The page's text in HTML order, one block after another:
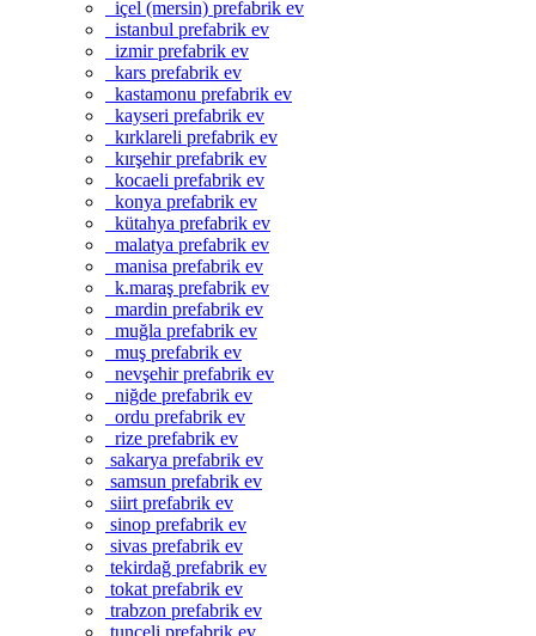
içel (mersin) prefabrik ev
istanbul prefabrik ev
izmir prefabrik ev
kars prefabrik ev
kastamonu prefabrik ev
kayseri prefabrik ev
kırklareli prefabrik ev
kırşehir prefabrik ev
kocaeli prefabrik ev
konya prefabrik ev
kütahya prefabrik ev
malatya prefabrik ev
manisa prefabrik ev
k.maraş prefabrik ev
mardin prefabrik ev
muğla prefabrik ev
muş prefabrik ev
nevşehir prefabrik ev
niğde prefabrik ev
ordu prefabrik ev
rize prefabrik ev
sakarya prefabrik ev
samsun prefabrik ev
siirt prefabrik ev
sinop prefabrik ev
sivas prefabrik ev
tekirdağ prefabrik ev
tokat prefabrik ev
trabzon prefabrik ev
tunceli prefabrik ev